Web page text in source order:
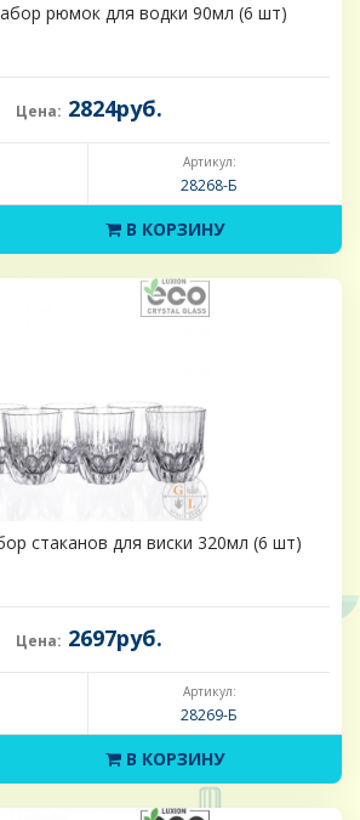
рюмок для водки 90мл (6 шт)
Цена: 2824руб.
Артикул:
28268-Б
В КОРЗИНУ
стаканов для виски 320мл (6 шт)
Цена: 2697руб.
Артикул:
28269-Б
В КОРЗИНУ